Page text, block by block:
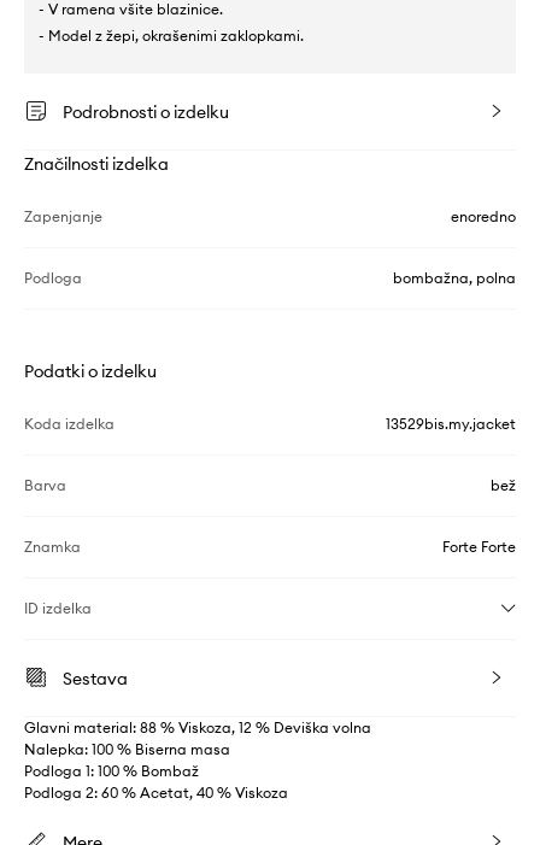
- V ramena všite blazinice.
- Model z žepi, okrašenimi zaklopkami.
Podrobnosti o izdelku
Značilnosti izdelka
Zapenjanje enoredno
Podloga bombažna, polna
Podatki o izdelku
Koda izdelka 13529bis.my.jacket
Barva bež
Znamka Forte Forte
ID izdelka
Sestava
Glavni material: 88 % Viskoza, 12 % Deviška volna
Nalepka: 100 % Biserna masa
Podloga 1: 100 % Bombaž
Podloga 2: 60 % Acetat, 40 % Viskoza